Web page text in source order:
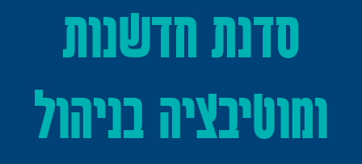
סדנת חדשנות
ומוטיבציה בניהול